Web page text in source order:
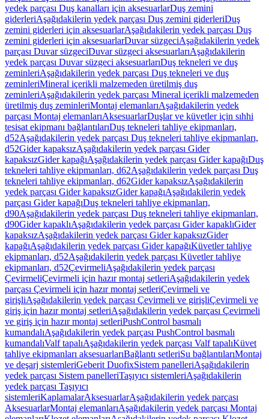
yedek parçası Duş kanalları için aksesuarlarDuş zemini
giderleriAşağıdakilerin yedek parçası Duş zemini giderleriDuş
zemini giderleri için aksesuarlarAşağıdakilerin yedek parçası Duş
zemini giderleri için aksesuarlarDuvar süzgeciAşağıdakilerin yedek
parçası Duvar süzgeciDuvar süzgeci aksesuarlarıAşağıdakilerin
yedek parçası Duvar süzgeci aksesuarlarıDuş tekneleri ve duş
zeminleriAşağıdakilerin yedek parçası Duş tekneleri ve duş
zeminleriMineral içerikli malzemeden üretilmiş duş
zeminleriAşağıdakilerin yedek parçası Mineral içerikli malzemeden
üretilmiş duş zeminleriMontaj elemanlarıAşağıdakilerin yedek
parçası Montaj elemanlarıAksesuarlarDuşlar ve küvetler için sıhhi
tesisat ekipmanı bağlantılarıDuş tekneleri tahliye ekipmanları,
d52Aşağıdakilerin yedek parçası Duş tekneleri tahliye ekipmanları,
d52Gider kapaksızAşağıdakilerin yedek parçası Gider
kapaksızGider kapağıAşağıdakilerin yedek parçası Gider kapağıDuş
tekneleri tahliye ekipmanları, d62Aşağıdakilerin yedek parçası Duş
tekneleri tahliye ekipmanları, d62Gider kapaksızAşağıdakilerin
yedek parçası Gider kapaksızGider kapağıAşağıdakilerin yedek
parçası Gider kapağıDuş tekneleri tahliye ekipmanları,
d90Aşağıdakilerin yedek parçası Duş tekneleri tahliye ekipmanları,
d90Gider kapaklıAşağıdakilerin yedek parçası Gider kapaklıGider
kapaksızAşağıdakilerin yedek parçası Gider kapaksızGider
kapağıAşağıdakilerin yedek parçası Gider kapağıKüvetler tahliye
ekipmanları, d52Aşağıdakilerin yedek parçası Küvetler tahliye
ekipmanları, d52ÇevirmeliAşağıdakilerin yedek parçası
ÇevirmeliÇevirmeli için hazır montaj setleriAşağıdakilerin yedek
parçası Çevirmeli için hazır montaj setleriÇevirmeli ve
girişliAşağıdakilerin yedek parçası Çevirmeli ve girişliÇevirmeli ve
giriş için hazır montaj setleriAşağıdakilerin yedek parçası Çevirmeli
ve giriş için hazır montaj setleriPushControl basmalı
kumandalıAşağıdakilerin yedek parçası PushControl basmalı
kumandalıValf tapalıAşağıdakilerin yedek parçası Valf tapalıKüvet
tahliye ekipmanları aksesuarlarıBağlantı setleriSu bağlantılarıMontaj
ve deşarj sistemleriGeberit DuofixSistem panelleriAşağıdakilerin
yedek parçası Sistem panelleriTaşıyıcı sistemleriAşağıdakilerin
yedek parçası Taşıyıcı
sistemleriKaplamalarAksesuarlarAşağıdakilerin yedek parçası
AksesuarlarMontaj elemanlarıAşağıdakilerin yedek parçası Montaj